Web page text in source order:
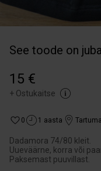
See toode on
15 €
+ Ostukaitse
0 1 aasta
Dadamora 74/80 kleit.
Uueväärne, korra või
Paksemast puuvillast.